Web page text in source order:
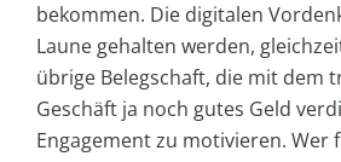
bekommen. Die digitalen
Laune gehalten werden,
übrige Belegschaft, die mit dem
Geschäft ja noch gutes Geld
Engagement zu motivieren. Wer